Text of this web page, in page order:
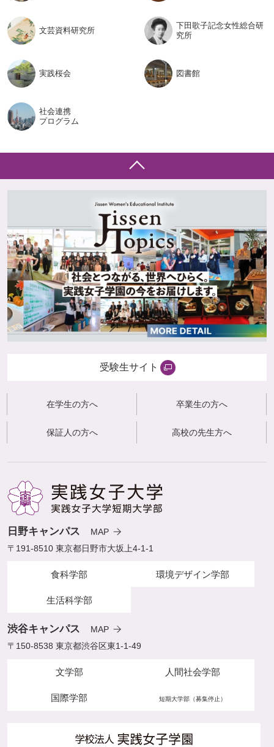
文芸資料研究所
下田歌子記念女性総合研
究所
実践桜会 図書館
社会連携
プログラム
受験生サイト
在学生の方へ 卒業生の方へ
保証人の方へ 高校の先生方へ
日野キャンパス
MAP
〒191-8510 東京都日野市大坂上4-1-1
食科学部 環境デザイン学部
生活科学部
渋谷キャンパス
MAP
〒150-8538 東京都渋谷区東1-1-49
文学部 人間社会学部
国際学部 短期大学部（募集停止）